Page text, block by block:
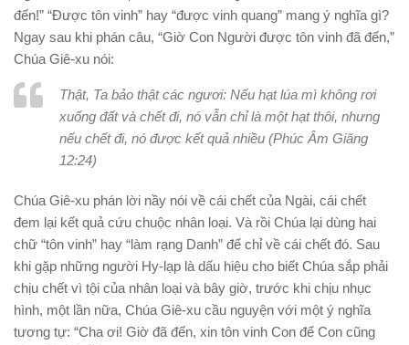
đến!” “Được tôn vinh” hay “được vinh quang” mang ý nghĩa gì?
Ngay sau khi phán câu, “Giờ Con Người được tôn vinh đã đến,”
Chúa Giê-xu nói:
Thật, Ta bảo thật các ngươi: Nếu hạt lúa mì không rơi
xuống đất và chết đi, nó vẫn chỉ là một hạt thôi, nhưng
nếu chết đi, nó được kết quả nhiều (Phúc Âm Giăng
12:24)
Chúa Giê-xu phán lời nầy nói về cái chết của Ngài, cái chết
đem lại kết quả cứu chuộc nhân loại. Và rồi Chúa lại dùng hai
chữ “tôn vinh” hay “làm rạng Danh” để chỉ về cái chết đó. Sau
khi gặp những người Hy-lạp là dấu hiệu cho biết Chúa sắp phải
chịu chết vì tội của nhân loại và bây giờ, trước khi chịu nhục
hình, một lần nữa, Chúa Giê-xu cầu nguyện với một ý nghĩa
tương tự: “Cha ơi! Giờ đã đến, xin tôn vinh Con để Con cũng